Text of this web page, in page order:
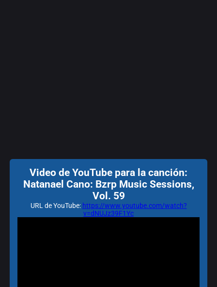
Video de YouTube para la canción:
Natanael Cano: Bzrp Music Sessions,
Vol. 59
URL de YouTube: https://www.youtube.com/watch?
v=dNUJz39F1Yc